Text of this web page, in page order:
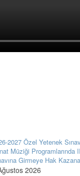
2027 Özel Yetenek
Müziği Programlarında
Girmeye Hak
2026